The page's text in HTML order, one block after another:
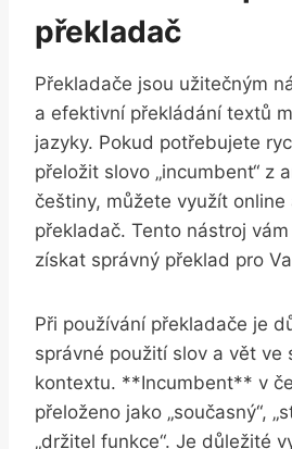
překladač
Překladače jsou užitečným
a efektivní překládání textů
jazyky.‌ Pokud potřebujete
přeložit slovo „incumbent“ z
češtiny, můžete využít
překladač. Tento nástroj‍
získat⁣ správný překlad pro
Při používání překladače je
správné použití⁤ slov​ a vět ve
kontextu.​ **Incumbent** ⁣v
přeloženo jako „současný“,
„držitel funkce“. Je důležité